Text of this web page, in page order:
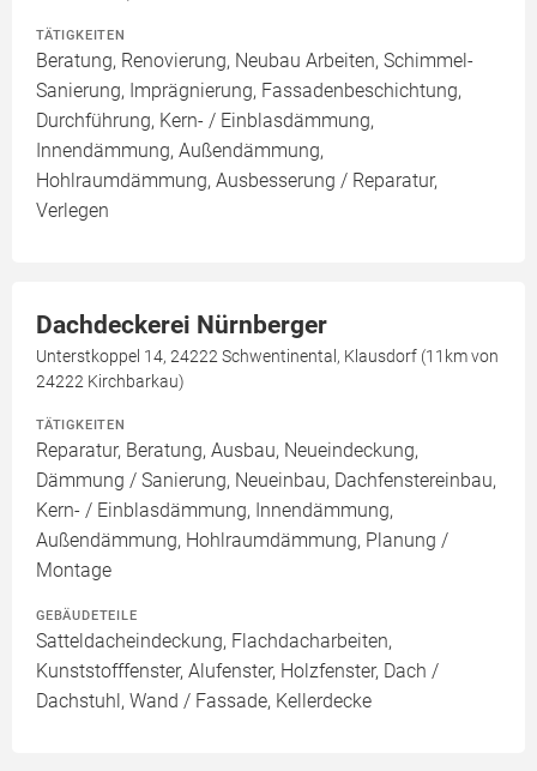
TÄTIGKEITEN
Beratung, Renovierung, Neubau Arbeiten, Schimmel-
Sanierung, Imprägnierung, Fassadenbeschichtung,
Durchführung, Kern- / Einblasdämmung,
Innendämmung, Außendämmung,
Hohlraumdämmung, Ausbesserung / Reparatur,
Verlegen
Dachdeckerei Nürnberger
Unterstkoppel 14, 24222 Schwentinental, Klausdorf (11km von
24222 Kirchbarkau)
TÄTIGKEITEN
Reparatur, Beratung, Ausbau, Neueindeckung,
Dämmung / Sanierung, Neueinbau, Dachfenstereinbau,
Kern- / Einblasdämmung, Innendämmung,
Außendämmung, Hohlraumdämmung, Planung /
Montage
GEBÄUDETEILE
Satteldacheindeckung, Flachdacharbeiten,
Kunststofffenster, Alufenster, Holzfenster, Dach /
Dachstuhl, Wand / Fassade, Kellerdecke